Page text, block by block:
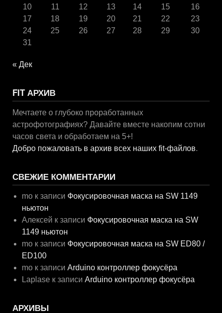
10
11 12 13 14 15
16
17
18 19 20 21 22
23
24
25 26 27 28 29
30
31
« Дек
FIT АРХИВ
Мечтаете о глубоко проработанных
астрофотографиях? Давайте вместе накопим сотни
часов света и обработаем на 5+!
Добро пожаловать в архив всех наших fit-файлов.
СВЕЖИЕ КОММЕНТАРИИ
mo к записи Фокусировочная маска на SW 1149
ньютон
Алексей к записи Фокусировочная маска на SW
1149 ньютон
mo к записи Фокусировочная маска на SW ED80 /
ED100
mo к записиArduino контроллер фокусёра
Laplase к записиArduino контроллер фокусёра
АРХИВЫ